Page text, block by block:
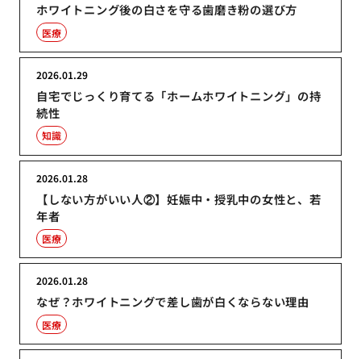
ホワイトニング後の白さを守る歯磨き粉の選び方
医療
自宅でじっくり育てる「ホームホワイトニング」の持
続性
2026.01.29
知識
【しない方がいい人②】妊娠中・授乳中の女性と、若
年者
2026.01.28
医療
なぜ？ホワイトニングで差し歯が白くならない理由
2026.01.28
医療